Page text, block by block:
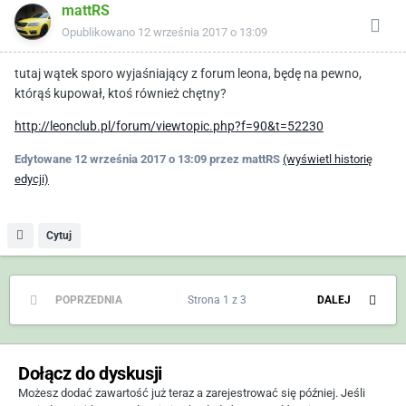
mattRS
Opublikowano 12 września 2017 o 13:09
tutaj wątek sporo wyjaśniający z forum leona, będę na pewno,
którąś kupował, ktoś również chętny?
http://leonclub.pl/forum/viewtopic.php?f=90&t=52230
Edytowane 12 września 2017 o 13:09 przez mattRS (wyświetl historię
edycji)
Cytuj
POPRZEDNIA DALEJ
Strona 1 z 3
Dołącz do dyskusji
Możesz dodać zawartość już teraz a zarejestrować się później. Jeśli